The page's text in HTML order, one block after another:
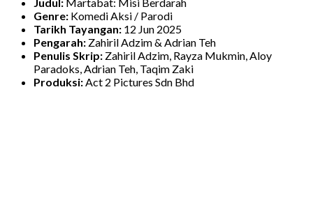
Judul: Martabat: Misi Berdarah
Genre: Komedi Aksi / Parodi
Tarikh Tayangan: 12 Jun 2025
Pengarah: Zahiril Adzim & Adrian Teh
Penulis Skrip: Zahiril Adzim, Rayza Mukmin, Aloy
Paradoks, Adrian Teh, Taqim Zaki
Produksi:Act 2 Pictures Sdn Bhd